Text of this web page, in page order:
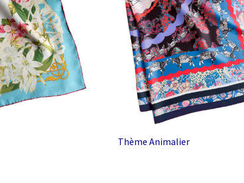
Thème Animalier